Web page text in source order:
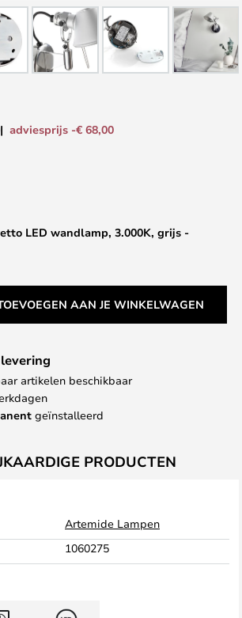
LED wandlamp, 3.000K, grijs -
adviesprijs -€ 68,00
AAN JE WINKELWAGEN
artikelen beschikbaar
geïnstalleerd
PRODUCTEN
Artemide Lampen
1060275